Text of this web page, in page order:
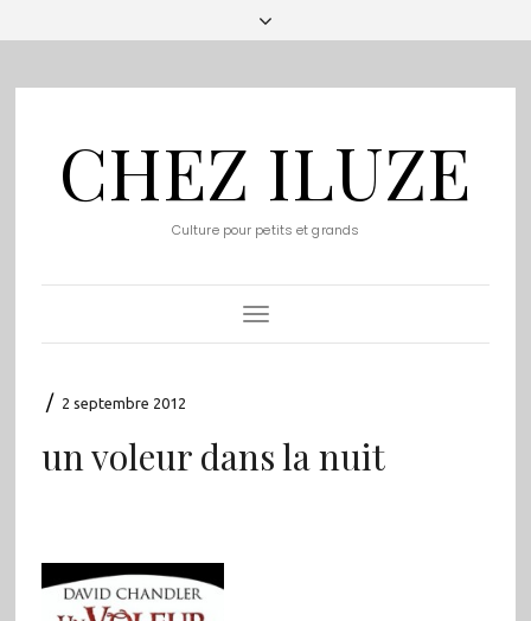
CHEZ ILUZE
Culture pour petits et grands
Toggle
Navigation
/ 2 septembre 2012
un voleur dans la nuit